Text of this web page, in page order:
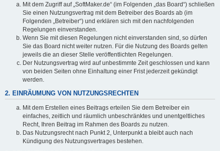
Mit dem Zugriff auf „SoftMaker.de“ (im Folgenden „das Board“) schließen
Sie einen Nutzungsvertrag mit dem Betreiber des Boards ab (im
Folgenden „Betreiber“) und erklären sich mit den nachfolgenden
Regelungen einverstanden.
Wenn Sie mit diesen Regelungen nicht einverstanden sind, so dürfen
Sie das Board nicht weiter nutzen. Für die Nutzung des Boards gelten
jeweils die an dieser Stelle veröffentlichten Regelungen.
Der Nutzungsvertrag wird auf unbestimmte Zeit geschlossen und kann
von beiden Seiten ohne Einhaltung einer Frist jederzeit gekündigt
werden.
2. EINRÄUMUNG VON NUTZUNGSRECHTEN
Mit dem Erstellen eines Beitrags erteilen Sie dem Betreiber ein
einfaches, zeitlich und räumlich unbeschränktes und unentgeltliches
Recht, Ihren Beitrag im Rahmen des Boards zu nutzen.
Das Nutzungsrecht nach Punkt 2, Unterpunkt a bleibt auch nach
Kündigung des Nutzungsvertrages bestehen.